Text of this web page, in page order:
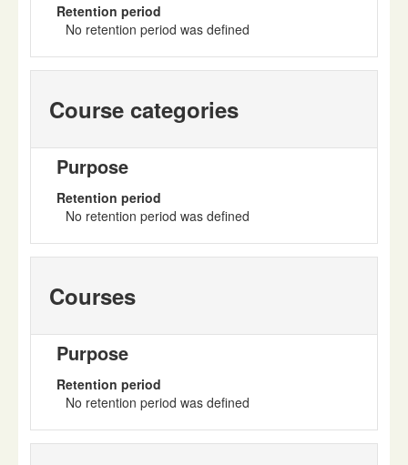
Retention period
No retention period was defined
Course categories
Purpose
Retention period
No retention period was defined
Courses
Purpose
Retention period
No retention period was defined